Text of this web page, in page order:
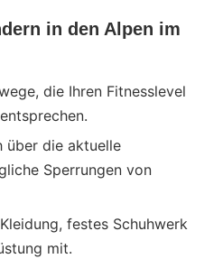
in den Alpen im
die Ihren Fitnesslevel
über die aktuelle
Sperrungen von
festes Schuhwerk
mit.